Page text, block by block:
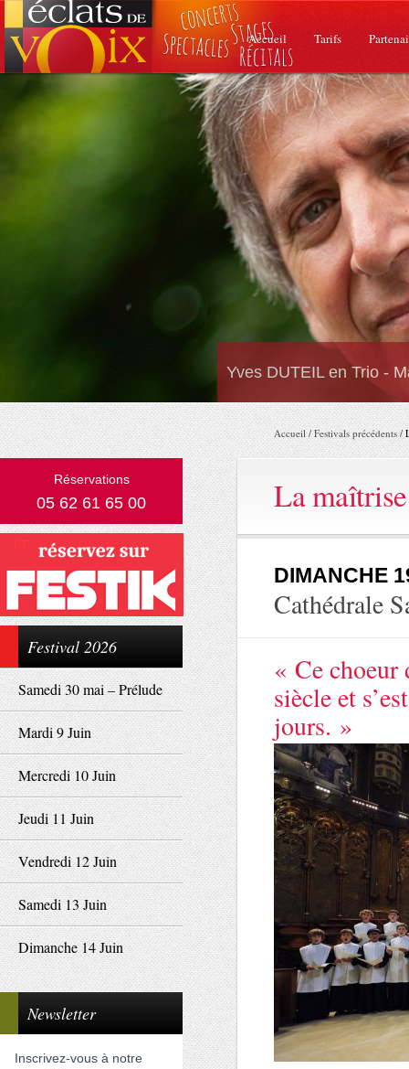
Accueil Tarifs
Yves DUTEIL en Trio -
Réservations
05 62 61 65 00
Festival 2026
Samedi 30 mai – Prélude
Mardi 9 Juin
Mercredi 10 Juin
Jeudi 11 Juin
Vendredi 12 Juin
Samedi 13 Juin
Dimanche 14 Juin
Newsletter
Inscrivez-vous à notre
Accueil /Festivals précédents /
La
DIMANCHE
Cathédrale
« Ce choeur
siècle et
jours. »